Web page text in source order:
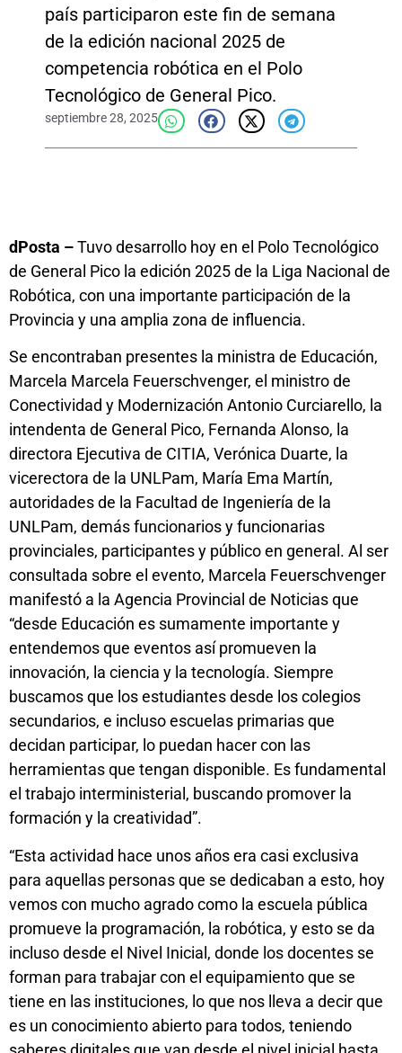
país participaron este fin de semana
de la edición nacional 2025 de
competencia robótica en el Polo
Tecnológico de General Pico.
septiembre 28, 2025
dPosta –Tuvo desarrollo hoy en el Polo Tecnológico
de General Pico la edición 2025 de la Liga Nacional de
Robótica, con una importante participación de la
Provincia y una amplia zona de influencia.
Se encontraban presentes la ministra de Educación,
Marcela Marcela Feuerschvenger, el ministro de
Conectividad y Modernización Antonio Curciarello, la
intendenta de General Pico, Fernanda Alonso, la
directora Ejecutiva de CITIA, Verónica Duarte, la
vicerectora de la UNLPam, María Ema Martín,
autoridades de la Facultad de Ingeniería de la
UNLPam, demás funcionarios y funcionarias
provinciales, participantes y público en general. Al ser
consultada sobre el evento, Marcela Feuerschvenger
manifestó a la Agencia Provincial de Noticias que
“desde Educación es sumamente importante y
entendemos que eventos así promueven la
innovación, la ciencia y la tecnología. Siempre
buscamos que los estudiantes desde los colegios
secundarios, e incluso escuelas primarias que
decidan participar, lo puedan hacer con las
herramientas que tengan disponible. Es fundamental
el trabajo interministerial, buscando promover la
formación y la creatividad”.
“Esta actividad hace unos años era casi exclusiva
para aquellas personas que se dedicaban a esto, hoy
vemos con mucho agrado como la escuela pública
promueve la programación, la robótica, y esto se da
incluso desde el Nivel Inicial, donde los docentes se
forman para trabajar con el equipamiento que se
tiene en las instituciones, lo que nos lleva a decir que
es un conocimiento abierto para todos, teniendo